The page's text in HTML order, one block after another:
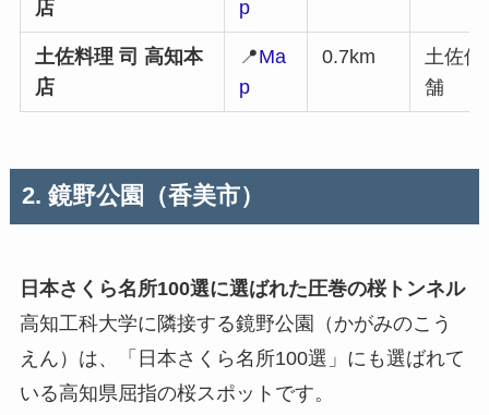
店
p
土佐料理 司 高知本
店
📍Ma
p
0.7km
土佐
舗
2. 鏡野公園（香美市）
日本さくら名所100選に選ばれた圧巻の桜トンネル
高知工科大学に隣接する鏡野公園（かがみのこう
えん）は、「日本さくら名所100選」にも選ばれて
いる高知県屈指の桜スポットです。